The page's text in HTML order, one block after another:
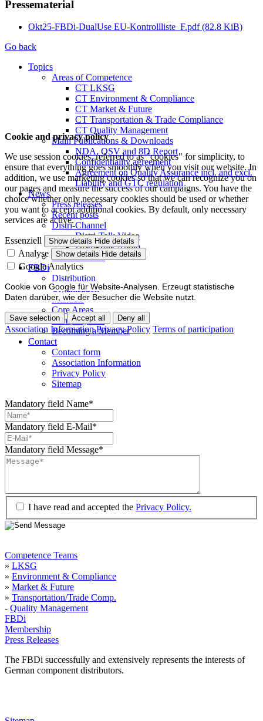
Pressematerial
Okt25-FBDi-DualUse EU-Kontrollliste_F.pdf(82.8 KiB)
Go back
Topics
Areas of Competence
CT LKSG
CT Environment & Compliance
CT Market & Future
CT Transportation & Trade Compliance
CT Quality Management
Main Publications & Downloads
NDA, QSV and 8D Report
Confidentiality agreement
Agreement on Quality Assurance incl. and excl.
Liability and GTC regulation
News
Press releases
Recent posts
Distri-Channel
Distri-Talk Video
Distri-Talk Audio
Events / Dates
FBDi
Distribution
Organisation
Mandate
Core Areas
Company lists
Becoming a Member
Contact
Contact form
Association Information
Privacy Policy
Sitemap
Mandatory field Name*
Mandatory field E-Mail*
Mandatory field Message*
I have read and accepted the Privacy Policy.
Competence Teams
» LKSG
» Environment & Compliance
» Market & Future
» Transportation/Trade Comp.
- Quality Management
FBDi
Membership
Press Releases
The FBDi successfully and extensively represents the interests of
German component distributors.
Cookie and privacy policy
We use session cookies, referred to as "cookies" for simplicity, to
ensure that everything goes smoothly when you visit our website. In
addition, we use marketing cookies so that we can recognize you on
our pages and measure the success of our campaigns. You have the
choice whether only necessary cookies should be used or whether
you want to accept additional cookies. By default, only necessary
services are active.
Essenziell Show details Hide details
Analyse Show details Hide details
Google Analytics
Cookie von Google für Website-Analysen. Erzeugt statistische
Daten darüber, wie der Besucher die Website nutzt.
Save selection Accept all Deny all
Association Information Privacy Policy Terms of participation